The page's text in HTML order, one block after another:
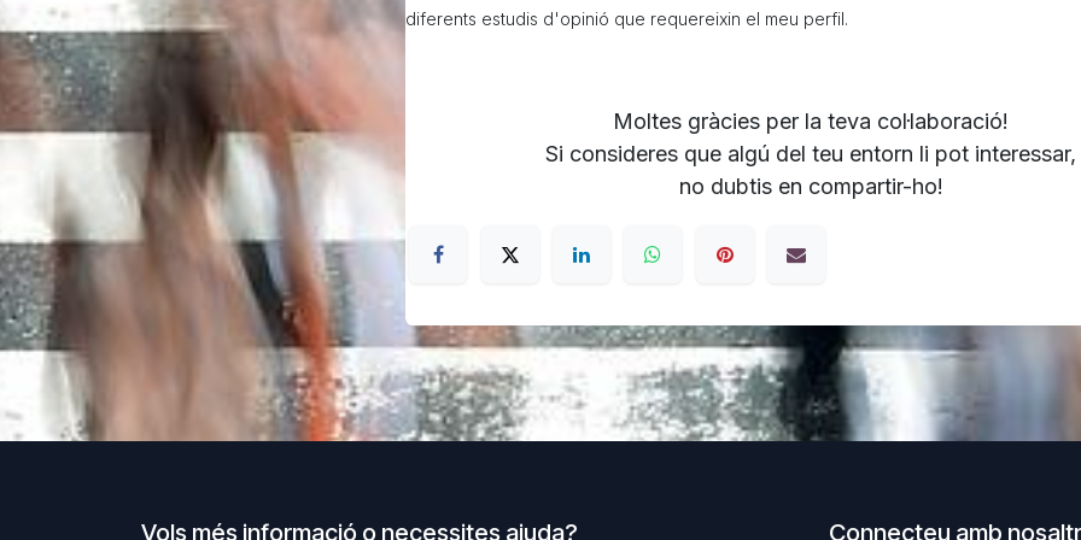
diferents estudis d'opinió que requereixin el meu perfil.
Moltes gràcies per la teva col·laboració!
Si consideres que algú del teu entorn li pot interessar,
no dubtis en compartir-ho!
Vols més informació o necessites ajuda? Connecteu amb